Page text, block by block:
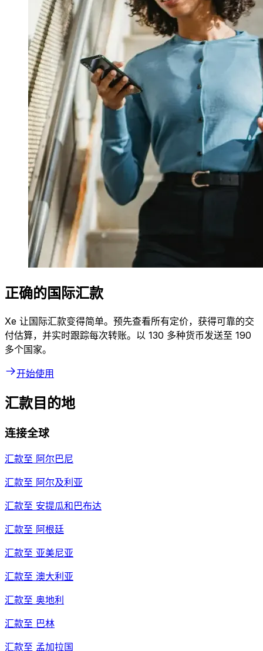
正确的国际汇款
Xe 让国际汇款变得简单。预先查看所有定价，获得可靠的交
付估算，并实时跟踪每次转账。以 130 多种货币发送至 190
多个国家。
开始使用
汇款目的地
连接全球
汇款至 阿尔巴尼
汇款至 阿尔及利亚
汇款至 安提瓜和巴布达
汇款至 阿根廷
汇款至 亚美尼亚
汇款至 澳大利亚
汇款至 奥地利
汇款至 巴林
汇款至 孟加拉国